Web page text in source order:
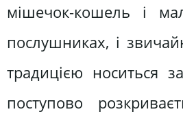
мішечок-кошель і
послушниках, і
традицією носиться
поступово